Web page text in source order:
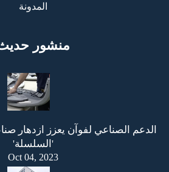
المدونة
منشور
الدعم الصناعي لفوآن يعزز ازدهار
'السلسلة'
Oct 04, 2023